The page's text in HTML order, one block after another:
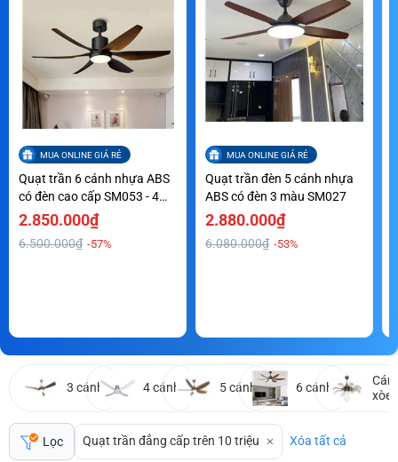
MUA ONLINE GIÁ RẺ
Quạt trần 6 cánh nhựa ABS
có đèn cao cấp SM053 - 4
màu
2.850.000₫
6.500.000₫ -57%
MUA ONLINE GIÁ RẺ
Quạt trần đèn 5 cánh nhựa
ABS có đèn 3 màu SM027
2.880.000₫
6.080.000₫ -53%
3 cánh 4 cánh 5 cánh 6 cánh
xòe
Lọc Quạt trần đẳng cấp trên 10 triệu Xóa tất cả